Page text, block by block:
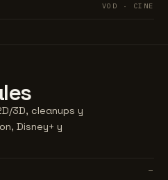
VOD · CINE
3D, cleanups y
Disney+ y
—